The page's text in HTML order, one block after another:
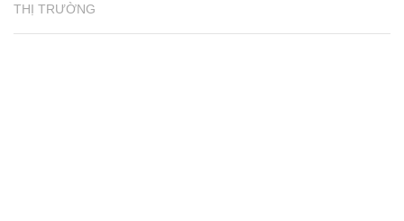
THỊ TRƯỜNG